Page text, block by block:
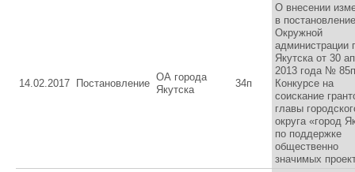
14.02.2017 Постановление
ОА города
Якутска
34п
О внесении
в постановление
Окружной
администрации
Якутска от 30
2013 года №
Конкурсе на
соискание
главы
округа «город
по поддержке
общественно
значимых